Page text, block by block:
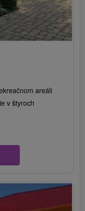
areáli
v štyroch